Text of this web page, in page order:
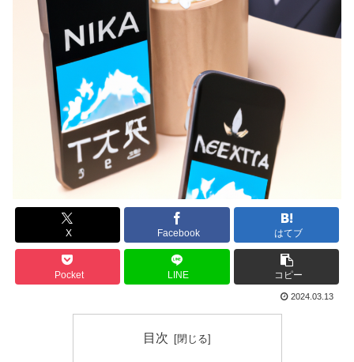
X Facebook はてブ
Pocket LINE コピー
2024.03.13
目次